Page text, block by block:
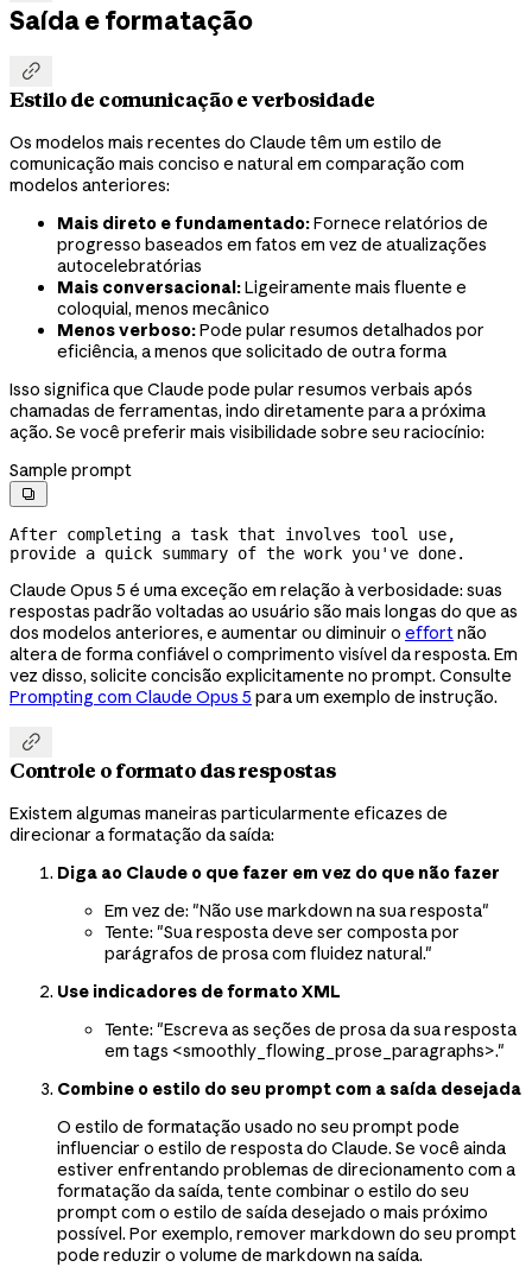
Saída e formatação

Estilo de comunicação e verbosidade
Os modelos mais recentes do Claude têm um estilo de
comunicação mais conciso e natural em comparação com
modelos anteriores:
Mais direto e fundamentado:Fornece relatórios de
progresso baseados em fatos em vez de atualizações
autocelebratórias
Mais conversacional:Ligeiramente mais fluente e
coloquial, menos mecânico
Menos verboso:Pode pular resumos detalhados por
eficiência, a menos que solicitado de outra forma
Isso significa que Claude pode pular resumos verbais após
chamadas de ferramentas, indo diretamente para a próxima
ação. Se você preferir mais visibilidade sobre seu raciocínio:
Sample prompt

After completing a task that involves tool use,
provide a quick summary of the work you've done.
Claude Opus 5 é uma exceção em relação à verbosidade: suas
respostas padrão voltadas ao usuário são mais longas do que as
dos modelos anteriores, e aumentar ou diminuir o effortnão
altera de forma confiável o comprimento visível da resposta. Em
vez disso, solicite concisão explicitamente no prompt. Consulte
Prompting com Claude Opus 5 para um exemplo de instrução.

Controle o formato das respostas
Existem algumas maneiras particularmente eficazes de
direcionar a formatação da saída:
Diga ao Claude o que fazer em vez do que não fazer
Em vez de: "Não use markdown na sua resposta"
Tente: "Sua resposta deve ser composta por
parágrafos de prosa com fluidez natural."
Use indicadores de formato XML
Tente: "Escreva as seções de prosa da sua resposta
em tags <smoothly_flowing_prose_paragraphs>."
Combine o estilo do seu prompt com a saída desejada
O estilo de formatação usado no seu prompt pode
influenciar o estilo de resposta do Claude. Se você ainda
estiver enfrentando problemas de direcionamento com a
formatação da saída, tente combinar o estilo do seu
prompt com o estilo de saída desejado o mais próximo
possível. Por exemplo, remover markdown do seu prompt
pode reduzir o volume de markdown na saída.